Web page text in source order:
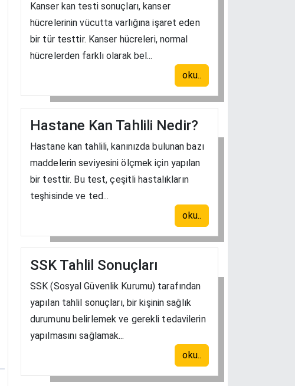
Kanser kan testi sonuçları, kanser
hücrelerinin vücutta varlığına işaret eden
bir tür testtir. Kanser hücreleri, normal
hücrelerden farklı olarak bel...
oku..
Hastane Kan Tahlili Nedir?
Hastane kan tahlili, kanınızda bulunan bazı
maddelerin seviyesini ölçmek için yapılan
bir testtir. Bu test, çeşitli hastalıkların
teşhisinde ve ted...
oku..
SSK Tahlil Sonuçları
SSK (Sosyal Güvenlik Kurumu) tarafından
yapılan tahlil sonuçları, bir kişinin sağlık
durumunu belirlemek ve gerekli tedavilerin
yapılmasını sağlamak...
oku..